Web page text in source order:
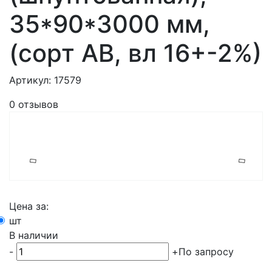
35*90*3000 мм,
(сорт AB, вл 16+-2%)
Артикул: 17579
0 отзывов
Цена за:
шт
В наличии
-
+По запросу